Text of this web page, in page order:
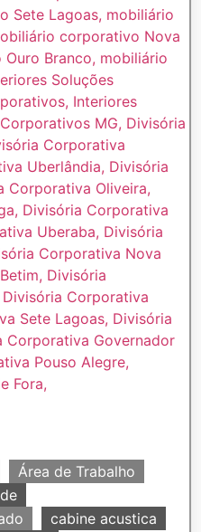
Área de Trabalho
cabine acustica